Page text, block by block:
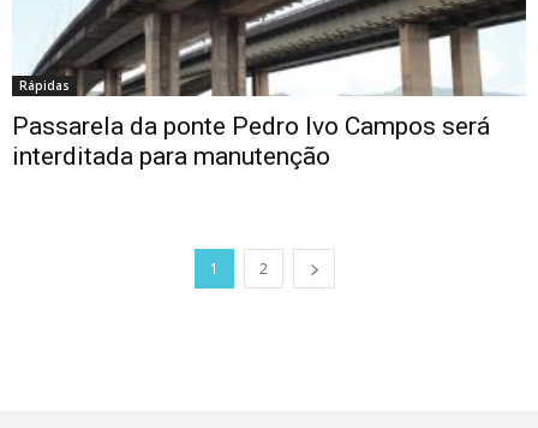
Rápidas
Passarela da ponte Pedro Ivo Campos será
interditada para manutenção
1 2